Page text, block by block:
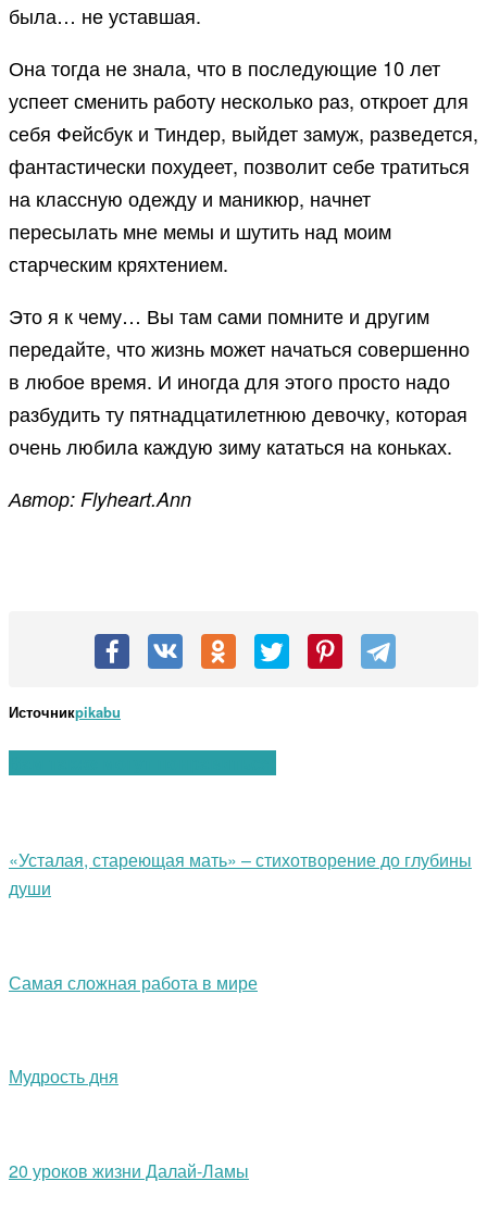
была… не уставшая.
Она тогда не знала, что в последующие 10 лет
успеет сменить работу несколько раз, откроет для
себя Фейсбук и Тиндер, выйдет замуж, разведется,
фантастически похудеет, позволит себе тратиться
на классную одежду и маникюр, начнет
пересылать мне мемы и шутить над моим
старческим кряхтением.
Это я к чему… Вы там сами помните и другим
передайте, что жизнь может начаться совершенно
в любое время. И иногда для этого просто надо
разбудить ту пятнадцатилетнюю девочку, которая
очень любила каждую зиму кататься на коньках.
Автор: Flyheart.Ann
Источникpikabu
«Усталая, стареющая мать» – стихотворение до глубины
души
Самая сложная работа в мире
Мудрость дня
20 уроков жизни Далай-Ламы